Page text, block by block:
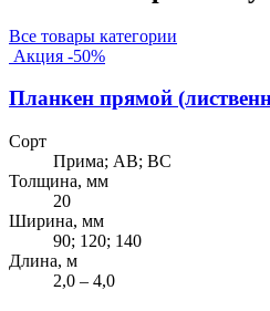
Все товары категории
Акция -50%
Планкен прямой
Сорт
Прима; AB; BC
Толщина, мм
20
Ширина, мм
90; 120; 140
Длина, м
2,0 – 4,0